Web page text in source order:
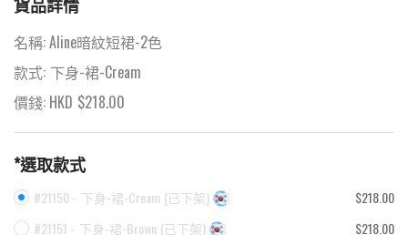
貨品詳情
名稱:Aline暗紋短裙-2色
款式: 下身-裙-Cream
價錢: HKD $218.00
*選取款式
#21150 - 下身-裙-Cream (已下架)
$218.00
#21151 - 下身-裙-Brown (已下架)
$218.00